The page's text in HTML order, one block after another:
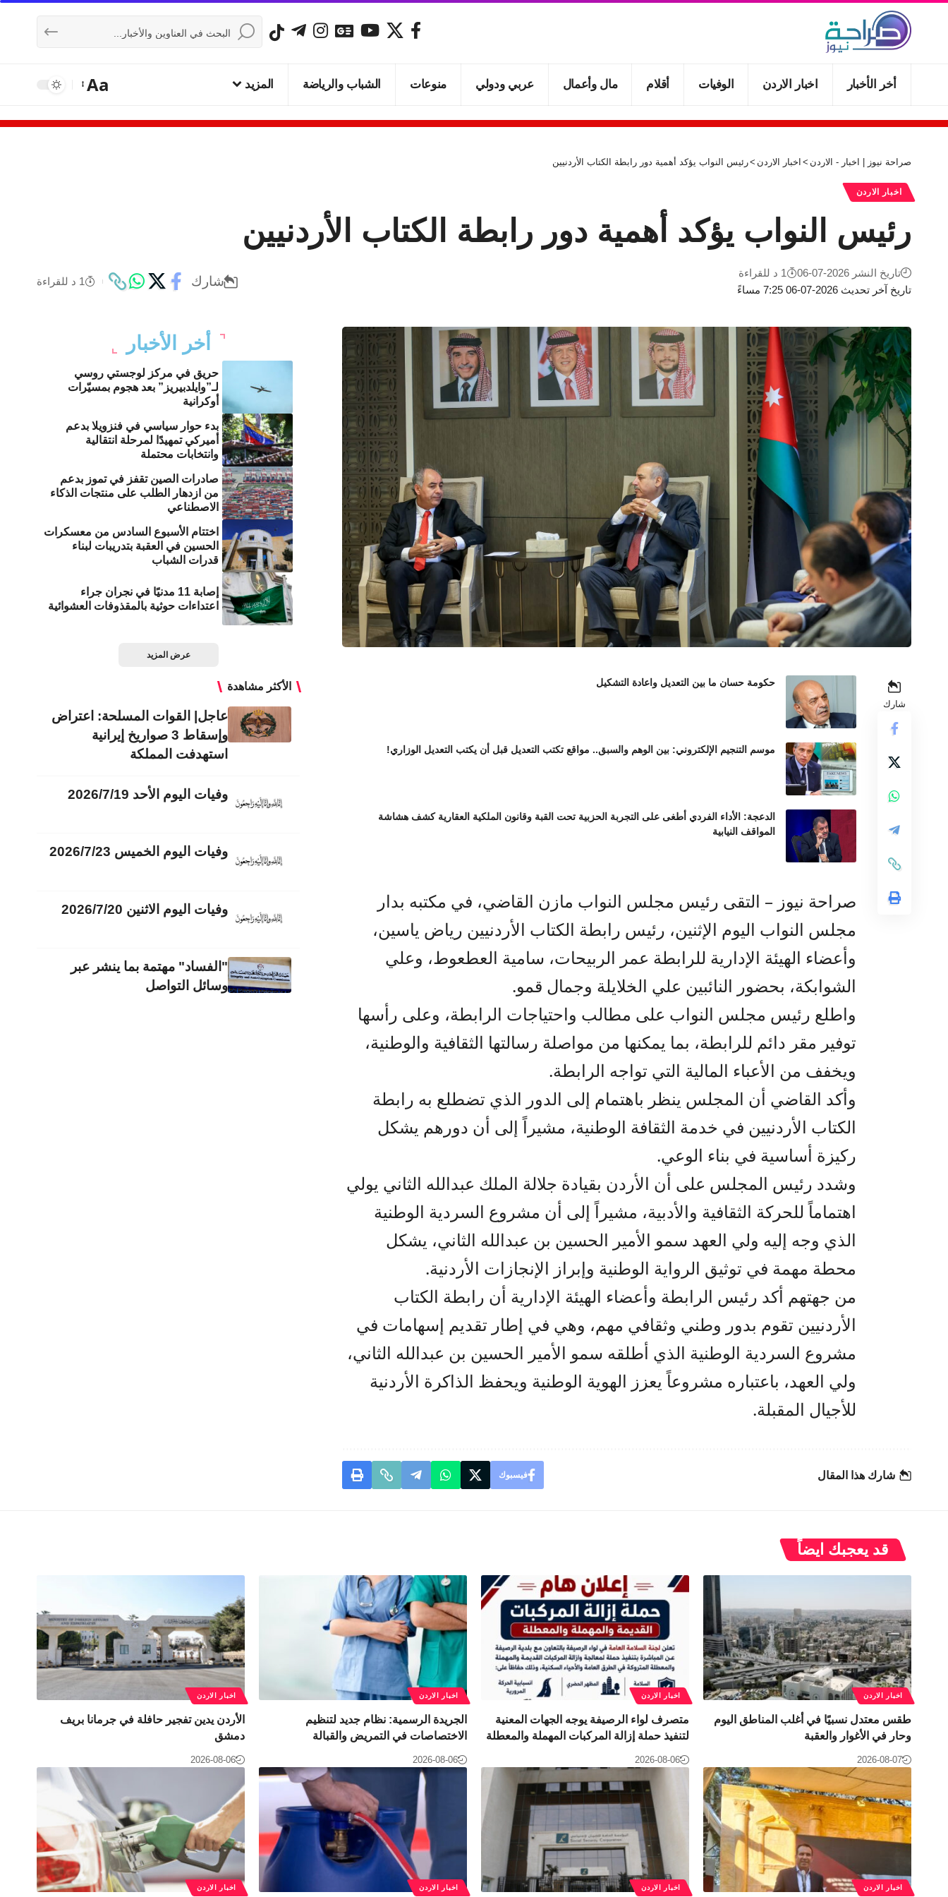
أخر الأخبار اخبار الاردن الوفيات أقلام مال وأعمال عربي ودولي منوعات الشباب والرياضة المزيد Aa
صراحة نيوز | اخبار - الاردن > اخبار الاردن >رئيس النواب يؤكد أهمية دور رابطة الكتاب الأردنيين
اخبار الاردن
رئيس النواب يؤكد أهمية دور رابطة الكتاب الأردنيين
تاريخ آخر تحديث 2026-07-06 7:25 مساءً
تاريخ النشر 2026-07-06 1 د للقراءة
شارك 1 د للقراءة
شارك
حكومة حسان ما بين التعديل واعادة التشكيل
موسم التنجيم الإلكتروني: بين الوهم والسبق.. مواقع تكتب التعديل قبل أن يكتب التعديل الوزاري!
الدعجة: الأداء الفردي أطغى على التجربة الحزبية تحت القبة وقانون الملكية العقارية كشف هشاشة
المواقف النيابية
صراحة نيوز – التقى رئيس مجلس النواب مازن القاضي، في مكتبه بدار
مجلس النواب اليوم الإثنين، رئيس رابطة الكتاب الأردنيين رياض ياسين،
وأعضاء الهيئة الإدارية للرابطة عمر الربيحات، سامية العطعوط، وعلي
الشوابكة، بحضور النائبين علي الخلايلة وجمال قمو.
واطلع رئيس مجلس النواب على مطالب واحتياجات الرابطة، وعلى رأسها
توفير مقر دائم للرابطة، بما يمكنها من مواصلة رسالتها الثقافية والوطنية،
ويخفف من الأعباء المالية التي تواجه الرابطة.
وأكد القاضي أن المجلس ينظر باهتمام إلى الدور الذي تضطلع به رابطة
الكتاب الأردنيين في خدمة الثقافة الوطنية، مشيراً إلى أن دورهم يشكل
ركيزة أساسية في بناء الوعي.
وشدد رئيس المجلس على أن الأردن بقيادة جلالة الملك عبدالله الثاني يولي
اهتماماً للحركة الثقافية والأدبية، مشيراً إلى أن مشروع السردية الوطنية
الذي وجه إليه ولي العهد سمو الأمير الحسين بن عبدالله الثاني، يشكل
محطة مهمة في توثيق الرواية الوطنية وإبراز الإنجازات الأردنية.
من جهتهم أكد رئيس الرابطة وأعضاء الهيئة الإدارية أن رابطة الكتاب
الأردنيين تقوم بدور وطني وثقافي مهم، وهي في إطار تقديم إسهامات في
مشروع السردية الوطنية الذي أطلقه سمو الأمير الحسين بن عبدالله الثاني،
ولي العهد، باعتباره مشروعاً يعزز الهوية الوطنية ويحفظ الذاكرة الأردنية
للأجيال المقبلة.
شارك هذا المقال فيسبوك
أخر الأخبار
حريق في مركز لوجستي روسي
لـ”وايلدبيريز” بعد هجوم بمسيّرات
أوكرانية
بدء حوار سياسي في فنزويلا بدعم
أميركي تمهيدًا لمرحلة انتقالية
وانتخابات محتملة
صادرات الصين تقفز في تموز بدعم
من ازدهار الطلب على منتجات الذكاء
الاصطناعي
اختتام الأسبوع السادس من معسكرات
الحسين في العقبة بتدريبات لبناء
قدرات الشباب
إصابة 11 مدنيًا في نجران جراء
اعتداءات حوثية بالمقذوفات العشوائية
عرض المزيد
الأكثر مشاهدة
عاجل| القوات المسلحة: اعتراض
وإسقاط 3 صواريخ إيرانية
استهدفت المملكة
وفيات اليوم الأحد 2026/7/19
وفيات اليوم الخميس 2026/7/23
وفيات اليوم الاثنين 2026/7/20
"الفساد" مهتمة بما ينشر عبر
وسائل التواصل
قد يعجبك ايضاً
اخبار الاردن
طقس معتدل نسبيًا في أغلب المناطق اليوم
وحار في الأغوار والعقبة
2026-08-07
اخبار الاردن
متصرف لواء الرصيفة يوجه الجهات المعنية
لتنفيذ حملة إزالة المركبات المهملة والمعطلة
2026-08-06
اخبار الاردن
الجريدة الرسمية: نظام جديد لتنظيم
الاختصاصات في التمريض والقبالة
2026-08-06
اخبار الاردن
الأردن يدين تفجير حافلة في جرمانا بريف
دمشق
2026-08-06
اخبار الاردن اخبار الاردن اخبار الاردن اخبار الاردن